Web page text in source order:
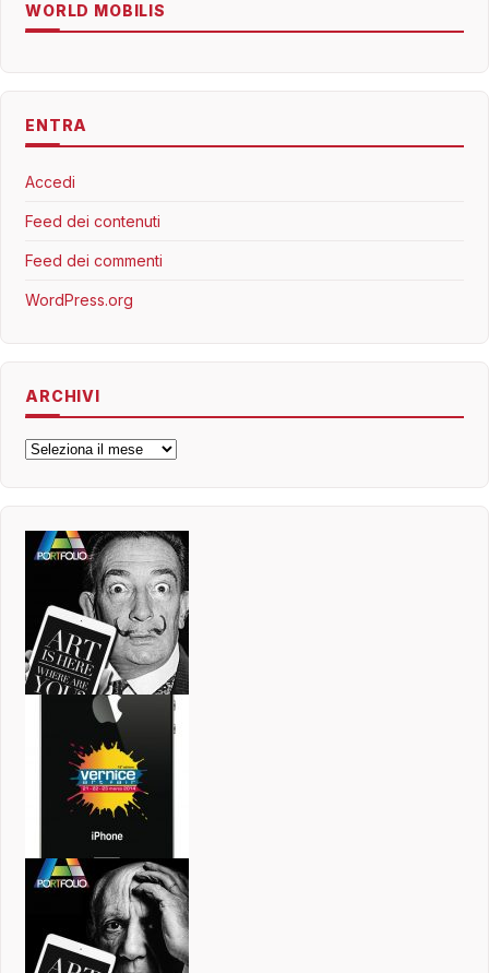
WORLD MOBILIS
ENTRA
Accedi
Feed dei contenuti
Feed dei commenti
WordPress.org
ARCHIVI
Archivi